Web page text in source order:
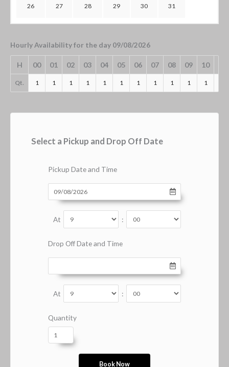
26 27 28 29 30 31
Hourly Availability for the day 09/08/2026
H 00 01 02 03 04 05 06 07 08 09 10
Qt. 1 1 1 1 1 1 1 1 1 1 1
Select a Pickup and Drop Off Date
Pickup Date and Time
At :
Drop Off Date and Time
At :
Quantity